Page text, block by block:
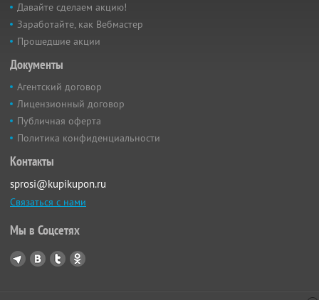
Давайте сделаем акцию!
Заработайте, как Вебмастер
Прошедшие акции
Документы
Агентский договор
Лицензионный договор
Публичная оферта
Политика конфиденциальности
Контакты
sprosi@kupikupon.ru
Связаться с нами
Мы в Соцсетях